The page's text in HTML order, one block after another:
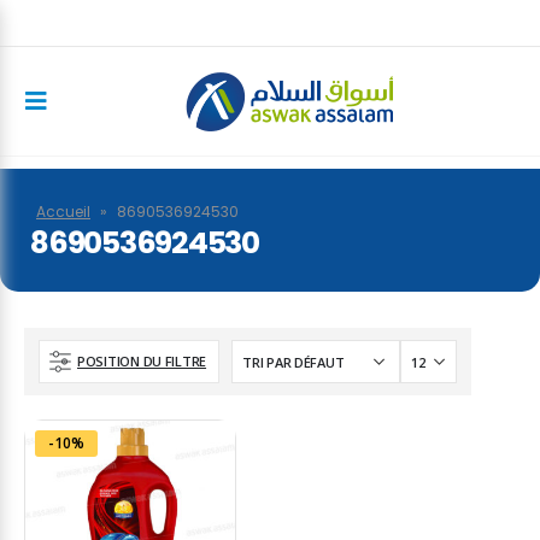
Accueil » 8690536924530
8690536924530
POSITION DU FILTRE
-10%